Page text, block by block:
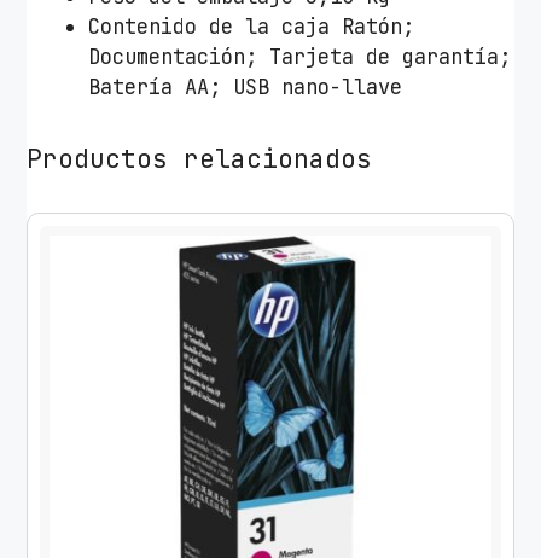
Contenido de la caja Ratón;
Documentación; Tarjeta de garantía;
Batería AA; USB nano-llave
Productos relacionados